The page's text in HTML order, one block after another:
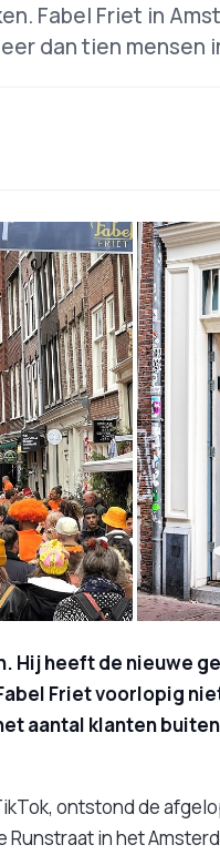
Fabel Friet in
dan tien mensen
Hij heeft de nieuwe
Friet voorlopig
aantal klanten
ontstond de
Runstraat in het